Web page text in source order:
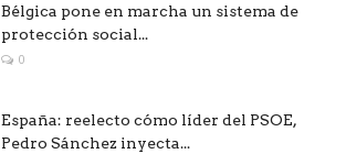
Bélgica pone en marcha un sistema de
protección social...
0
España: reelecto cómo líder del PSOE,
Pedro Sánchez inyecta...